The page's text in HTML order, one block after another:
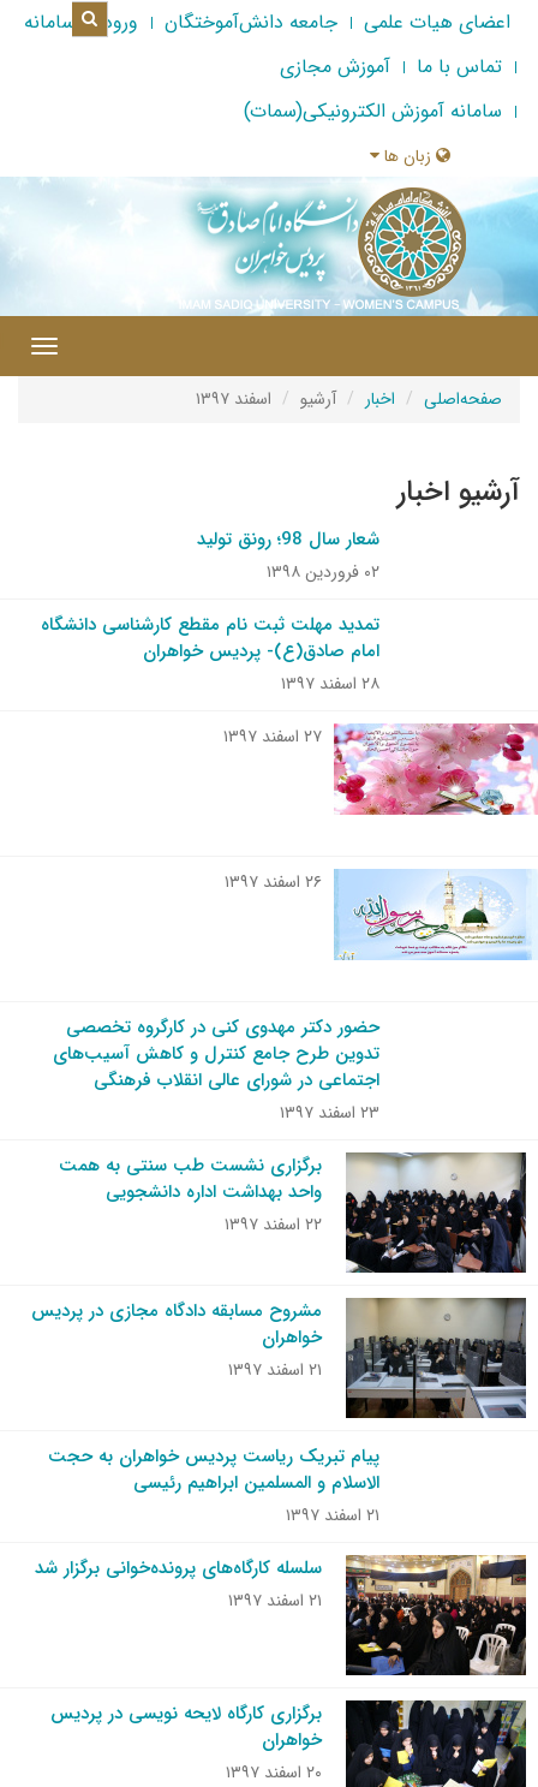
اعضای هیات علمی جامعه دانش‌آموختگان
ورود به سامانه
تماس با ما
آموزش مجازی
سامانه آموزش الکترونیکی(سمات)
زبان ها
صفحه‌اصلی اخبار آرشیو اسفند ۱۳۹۷
آرشیو اخبار
شعار سال 98؛ رونق تولید
۰۲ فروردین ۱۳۹۸
تمدید مهلت ثبت نام مقطع کارشناسی دانشگاه
امام صادق(ع)- پردیس خواهران
۲۸ اسفند ۱۳۹۷
۲۷ اسفند ۱۳۹۷
۲۶ اسفند ۱۳۹۷
حضور دکتر مهدوی کنی در کارگروه تخصصی
تدوین طرح جامع کنترل و کاهش آسیب‌های
اجتماعی در شورای عالی انقلاب فرهنگی
۲۳ اسفند ۱۳۹۷
برگزاری نشست طب سنتی به همت
واحد بهداشت اداره دانشجویی
۲۲ اسفند ۱۳۹۷
مشروح مسابقه دادگاه مجازی در پردیس
خواهران
۲۱ اسفند ۱۳۹۷
پیام تبریک ریاست پردیس خواهران به حجت
الاسلام و المسلمین ابراهیم رئیسی
۲۱ اسفند ۱۳۹۷
سلسله کارگاه‌های پرونده‌خوانی برگزار شد
۲۱ اسفند ۱۳۹۷
برگزاری کارگاه لایحه نویسی در پردیس
خواهران
۲۰ اسفند ۱۳۹۷